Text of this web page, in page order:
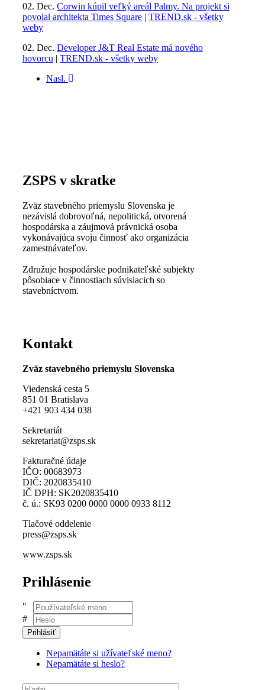
02. Dec. Corwin kúpil veľký areál Palmy. Na projekt si
povolal architekta Times Square | TREND.sk - všetky
weby
02. Dec. Developer J&T Real Estate má nového
hovorcu | TREND.sk - všetky weby
Nasl.
ZSPS v skratke
Zväz stavebného priemyslu Slovenska je
nezávislá dobrovoľná, nepolitická, otvorená
hospodárska a záujmová právnická osoba
vykonávajúca svoju činnosť ako organizácia
zamestnávateľov.
Združuje hospodárske podnikateľské subjekty
pôsobiace v činnostiach súvisiacich so
stavebníctvom.
Kontakt
Zväz stavebného priemyslu Slovenska
Viedenská cesta 5
851 01 Bratislava
+421 903 434 038
Sekretariát
sekretariat@zsps.sk
Fakturačné údaje
IČO: 00683973
DIČ: 2020835410
IČ DPH: SK2020835410
č. ú.: SK93 0200 0000 0000 0933 8112
Tlačové oddelenie
press@zsps.sk
www.zsps.sk
Prihlásenie
Používateľské
meno
Heslo
Prihlásiť
Nepamätáte si užívateľské meno?
Nepamätáte si heslo?